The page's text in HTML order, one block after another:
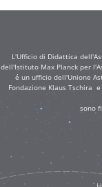
L'Ufficio di Didattica
dell'Istituto Max Planck per
é un ufficio dell'Unione
Fondazione Klaus Tschira
sono